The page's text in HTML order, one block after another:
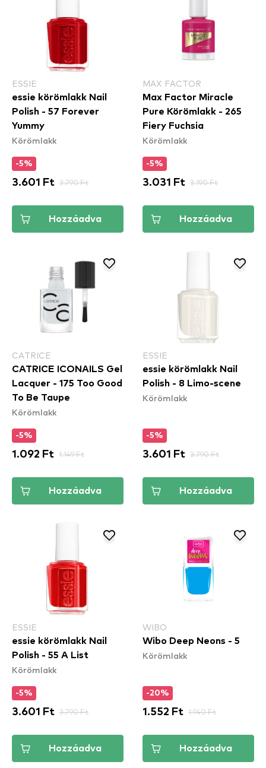
ESSIE
essie körömlakk Nail
Polish - 57 Forever
Yummy
Körömlakk
-5%
3.601 Ft 3.790 Ft
Hozzáadva
MAX FACTOR
Max Factor Miracle
Pure Körömlakk - 265
Fiery Fuchsia
Körömlakk
-5%
3.031 Ft 3.190 Ft
Hozzáadva
CATRICE
CATRICE ICONAILS Gel
Lacquer - 175 Too Good
To Be Taupe
Körömlakk
-5%
1.092 Ft 1.149 Ft
Hozzáadva
ESSIE
essie körömlakk Nail
Polish - 8 Limo-scene
Körömlakk
-5%
3.601 Ft 3.790 Ft
Hozzáadva
ESSIE
essie körömlakk Nail
Polish - 55 A List
Körömlakk
-5%
3.601 Ft 3.790 Ft
Hozzáadva
WIBO
Wibo Deep Neons - 5
Körömlakk
-20%
1.552 Ft 1.940 Ft
Hozzáadva